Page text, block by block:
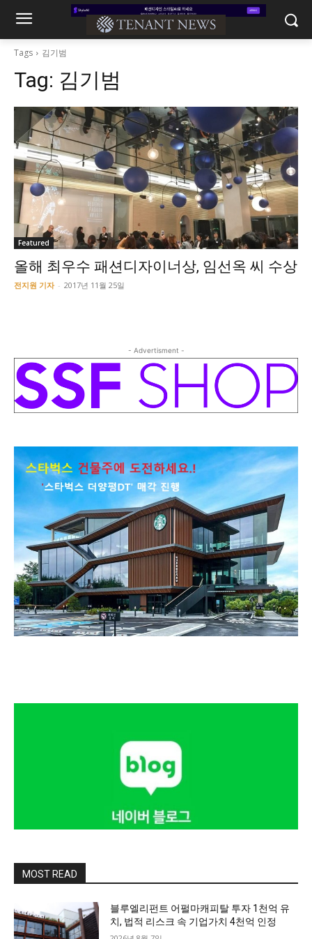
Tags 김기범
Tag: 김기범
Featured
올해 최우수 패션디자이너상, 임선옥 씨 수상
전지원 기자 - 2017년 11월 25일
- Advertisment -
MOST READ
블루엘리펀트 어펄마캐피탈 투자 1천억 유
치, 법적 리스크 속 기업가치 4천억 인정